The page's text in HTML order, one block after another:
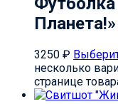
3250 ₽
несколько
странице